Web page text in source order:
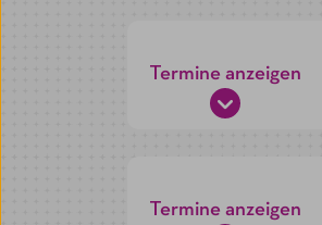
Termine anzeigen
Termine anzeigen